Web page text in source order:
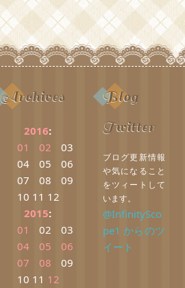
Archives
2016:
01
02
03
04
05
06
07
08
09
10 11 12
2015:
01
02
03
04
05
06
07
08
09
10 11 12
Blog
Twitter
ブログ更新情報
や気になること
をツィートして
います。
@InfinitySco
pe1 からのツ
イート